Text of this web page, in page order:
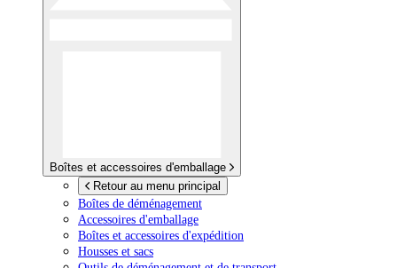
Boîtes et accessoires d'emballage
Retour au menu principal
Boîtes de déménagement
Accessoires d'emballage
Boîtes et accessoires d'expédition
Housses et sacs